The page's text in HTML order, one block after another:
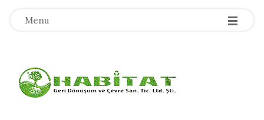
Menu -
-
-
H